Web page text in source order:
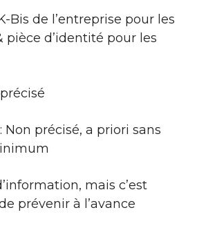
Bis de l’entreprise pour les
pièce d’identité pour les
: Non précisé, a priori sans
mais c’est
prévenir à l’avance